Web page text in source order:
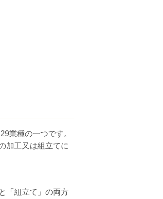
業種の一つです。
加工又は組立てに
「組立て」の両方